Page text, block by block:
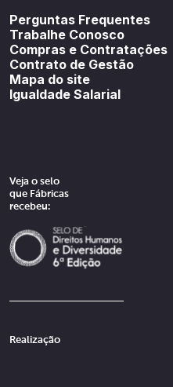
Perguntas Frequentes
Trabalhe Conosco
Compras e Contratações
Contrato de Gestão
Mapa do site
Igualdade Salarial
Veja o selo
que Fábricas
recebeu:
Realização